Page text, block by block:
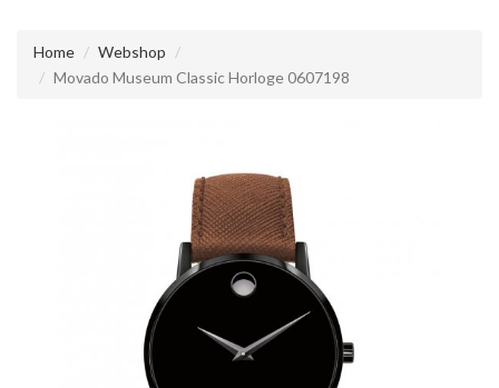
Home
Webshop
Movado Museum Classic Horloge 0607198